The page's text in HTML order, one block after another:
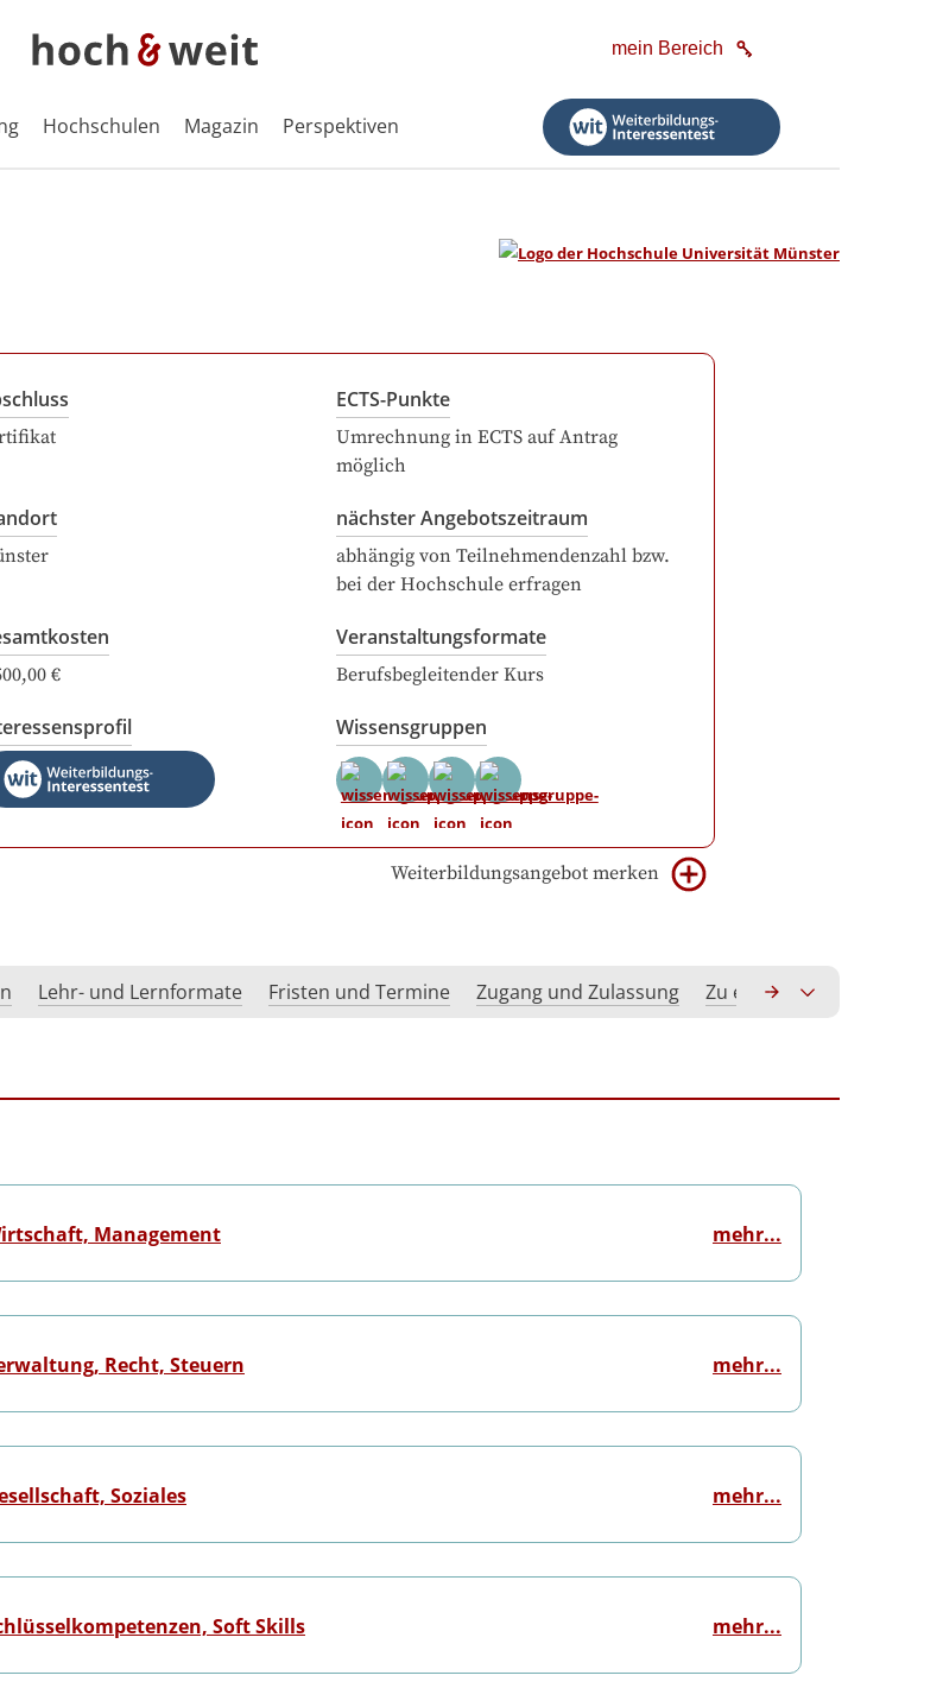
mein Bereich
Hochschulen Magazin Perspektiven
ECTS-Punkte
Umrechnung in ECTS auf Antrag
möglich
nächster Angebotszeitraum
abhängig von Teilnehmendenzahl bzw.
bei der Hochschule erfragen
€
Veranstaltungsformate
Berufsbegleitender Kurs
Wissensgruppen
Weiterbildungsangebot merken
Lehr- und Lernformate Fristen und Termine Zugang und Zulassung Zu erwerbende
Management mehr...
Recht, Steuern mehr...
Soziales mehr...
Soft Skills mehr...